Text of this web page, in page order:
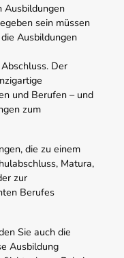
Ausbildungen
sein müssen
Ausbildungen
Der
und Berufen – und
zum
die zu einem
Matura,
zur
Berufes
Sie auch die
Ausbildung